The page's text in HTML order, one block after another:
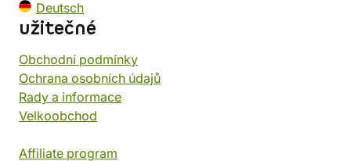
Deutsch
užitečné
Obchodní podmínky
Ochrana osobních údajů
Rady a informace
Velkoobchod
Affiliate program